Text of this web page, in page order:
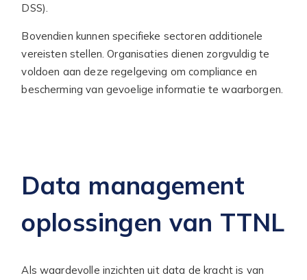
DSS).
Bovendien kunnen specifieke sectoren additionele
vereisten stellen. Organisaties dienen zorgvuldig te
voldoen aan deze regelgeving om compliance en
bescherming van gevoelige informatie te waarborgen.
Data management
oplossingen van TTNL
Als waardevolle inzichten uit data de kracht is van